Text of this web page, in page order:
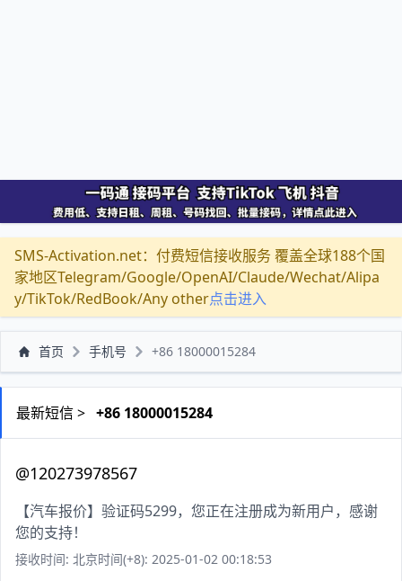
SMS-Activation.net：付费短信接收服务 覆盖全球188个国
家地区Telegram/Google/OpenAI/Claude/Wechat/Alipa
y/TikTok/RedBook/Any other点击进入
首页 手机号 +86 18000015284
最新短信 > +86 18000015284
@120273978567
【汽车报价】验证码5299，您正在注册成为新用户，感谢
您的支持！
接收时间: 北京时间(+8): 2025-01-02 00:18:53